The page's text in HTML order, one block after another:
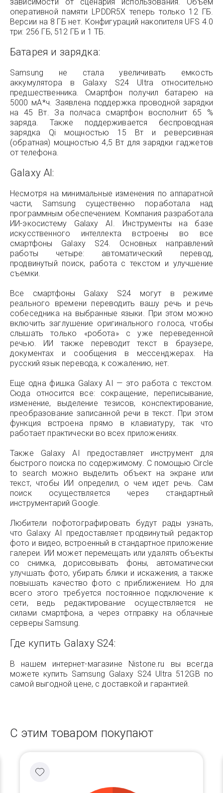
оперативной памяти LPDDR5X теперь только 12 ГБ.
Версии на 8 ГБ нет. Конфигураций накопителя UFS 4.0
три: 256 ГБ, 512 ГБ и 1 ТБ.
Батарея и зарядка:
Samsung не стала увеличивать емкость
аккумулятора в Galaxy S24 Ultra относительно
предшественника. Смартфон получил батарею на
5000 мА*ч. Заявлена поддержка проводной зарядки
на 45 Вт. За полчаса смартфон восполнит 65 %
заряда. Также поддерживается беспроводная
зарядка Qi мощностью 15 Вт и реверсивная
(обратная) мощностью 4,5 Вт для зарядки гаджетов
от телефона.
Galaxy AI:
Несмотря на минимальные изменения по аппаратной
части, Samsung существенно поработала над
программным обеспечением. Компания разработала
ИИ-экосистему Galaxy AI. Инструменты на базе
искусственного интеллекта встроены во все
смартфоны Galaxy S24. Основных направлений
работы четыре: автоматический перевод,
продвинутый поиск, работа с текстом и улучшение
съемки.
Все смартфоны Galaxy S24 могут в режиме
реального времени переводить вашу речь и речь
собеседника на выбранные языки. При этом можно
включить заглушение оригинального голоса, чтобы
слышать только «робота» с уже переведенной
речью. ИИ также переводит текст в браузере,
документах и сообщения в мессенджерах. На
русский язык перевода, к сожалению, нет.
Еще одна фишка Galaxy AI — это работа с текстом.
Сюда относится все: сокращение, переписывание,
изменение, выделение тезисов, конспектирование,
преобразование записанной речи в текст. При этом
функция встроена прямо в клавиатуру, так что
работает практически во всех приложениях.
Также Galaxy AI предоставляет инструмент для
быстрого поиска по содержимому. С помощью Circle
to search можно выделить объект на экране или
текст, чтобы ИИ определил, о чем идет речь. Сам
поиск осуществляется через стандартный
инструментарий Google.
Любители пофотографировать будут рады узнать,
что Galaxy AI предоставляет продвинутый редактор
фото и видео, встроенный в стандартное приложение
галереи. ИИ может перемещать или удалять объекты
со снимка, дорисовывать фоны, автоматически
улучшать фото, убирать блики и искажения, а также
повышать качество фото с приближением. Но для
всего этого требуется постоянное подключение к
сети, ведь редактирование осуществляется не
силами смартфона, а через отправку на облачные
серверы Samsung.
Где купить Galaxy S24:
В нашем интернет-магазине Nistone.ru вы всегда
можете купить Samsung Galaxy S24 Ultra 512GB по
самой выгодной цене, с доставкой и гарантией.
С этим товаром покупают